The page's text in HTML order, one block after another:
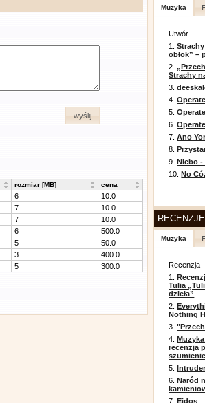
wyślij
rozmiar [MB] cena
6
10.0
7
10.0
7
10.0
6
500.0
5
50.0
3
400.0
5 300.0
Muzyka
Utwór
1.
obłok” –
2.
Strachy
3.
4.
5.
6.
7.Ano
8.
9.Niebo -
10.No
Muzyka
Recenzja
1.
Tulia
dzieła”
2.
Nothing
3.
4.
recenzja
5.Intruder
6.Naród
7.Eidos